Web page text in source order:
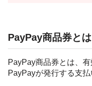
PayPay商品券とは
PayPay商品券とは、
PayPayが発行する支払